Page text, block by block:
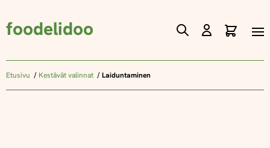
foodelidoo
Skip
Content
Etusivu Kestävät valinnat Laiduntaminen